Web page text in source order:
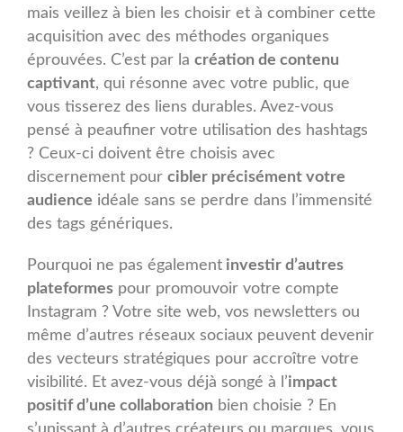
mais veillez à bien les choisir et à combiner cette
acquisition avec des méthodes organiques
éprouvées. C’est par la création de contenu
captivant, qui résonne avec votre public, que
vous tisserez des liens durables. Avez-vous
pensé à peaufiner votre utilisation des hashtags
? Ceux-ci doivent être choisis avec
discernement pour cibler précisément votre
audience idéale sans se perdre dans l’immensité
des tags génériques.
Pourquoi ne pas également investir d’autres
plateformes pour promouvoir votre compte
Instagram ? Votre site web, vos newsletters ou
même d’autres réseaux sociaux peuvent devenir
des vecteurs stratégiques pour accroître votre
visibilité. Et avez-vous déjà songé à l’impact
positif d’une collaboration bien choisie ? En